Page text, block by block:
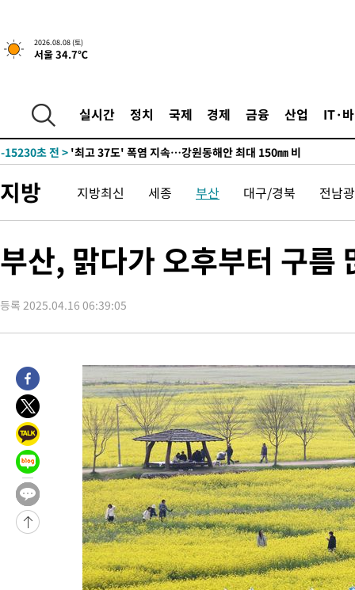
2026.08.08 (토)
서울 34.7℃
실시간 정치 국제 경제 금융 산업 IT·
-8356초 전 > [속보]뉴욕증시 상승 마감…S&P 0.6% 나스닥 1.3%↑
주 날씨]
-28092초 전 >
축구협회 "압수수색·성접대 논란 사과…쇄신의 기회로 삼겠
-26609초 전 >
송"
-15230초 전 > '최고 37도' 폭염 지속…강원동해안 최대 150㎜ 비
-31074초 전 >
극한폭염 한풀 꺾이지만…'낮 최고 35도' 무더위, 열대야 계속
-28092초 전 >축구협회 "압수수색·성접대 논란 사과…쇄신의 기회로 삼겠
송"
-15230초 전 >
'최고 37도' 폭염 지속…강원동해안 최대 150㎜ 비
지방 지방최신 세종 부산 대구/경북 전남
부산, 맑다가 오후부터 구
등록 2025.04.16 06:39:05